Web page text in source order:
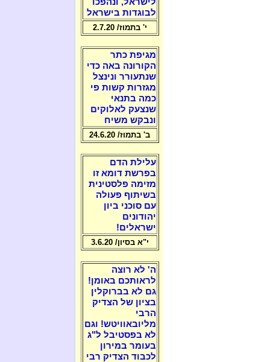
לבוגדות בישראל
י' בתמוז/ 2.7.20
מגיפת כתר
הקורונה באה כדי
שנתעורר ונינצל
מגזרות קשות פי
כמה בתנאי
שנצעק לאלוקים
ונבקש משיח
ב' בתמוז/ 24.6.20
עלילת הדם
בפרשת דומא זו
מזימה פלסטינית
בשיתוף פעולה
עם סוכני ביון
יהודונים
ישראלים!
י"א בסיון/ 3.6.20
ה' לא רוצה
לראותכם באומן!
גם לא בברוקלין
בציון של הצדיק
הרבי
מליובאוויטש! וגם
לא בפסטיבל ל"ג
בעומר במירון
לכבוד הצדיק רבי